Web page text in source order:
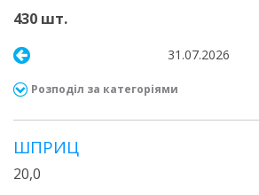
430 шт.
31.07.2026
Розподіл за категоріями
ШПРИЦ
20,0